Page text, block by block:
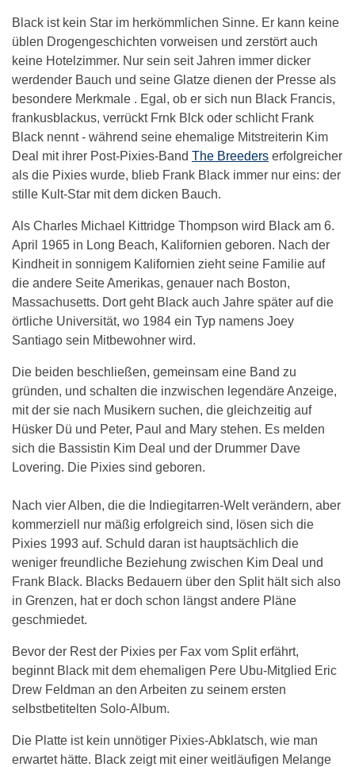
Black ist kein Star im herkömmlichen Sinne. Er kann keine
üblen Drogengeschichten vorweisen und zerstört auch
keine Hotelzimmer. Nur sein seit Jahren immer dicker
werdender Bauch und seine Glatze dienen der Presse als
besondere Merkmale . Egal, ob er sich nun Black Francis,
frankusblackus, verrückt Frnk Blck oder schlicht Frank
Black nennt - während seine ehemalige Mitstreiterin Kim
Deal mit ihrer Post-Pixies-Band The Breeders erfolgreicher
als die Pixies wurde, blieb Frank Black immer nur eins: der
stille Kult-Star mit dem dicken Bauch.
Als Charles Michael Kittridge Thompson wird Black am 6.
April 1965 in Long Beach, Kalifornien geboren. Nach der
Kindheit in sonnigem Kalifornien zieht seine Familie auf
die andere Seite Amerikas, genauer nach Boston,
Massachusetts. Dort geht Black auch Jahre später auf die
örtliche Universität, wo 1984 ein Typ namens Joey
Santiago sein Mitbewohner wird.
Die beiden beschließen, gemeinsam eine Band zu
gründen, und schalten die inzwischen legendäre Anzeige,
mit der sie nach Musikern suchen, die gleichzeitig auf
Hüsker Dü und Peter, Paul and Mary stehen. Es melden
sich die Bassistin Kim Deal und der Drummer Dave
Lovering. Die Pixies sind geboren.
Nach vier Alben, die die Indiegitarren-Welt verändern, aber
kommerziell nur mäßig erfolgreich sind, lösen sich die
Pixies 1993 auf. Schuld daran ist hauptsächlich die
weniger freundliche Beziehung zwischen Kim Deal und
Frank Black. Blacks Bedauern über den Split hält sich also
in Grenzen, hat er doch schon längst andere Pläne
geschmiedet.
Bevor der Rest der Pixies per Fax vom Split erfährt,
beginnt Black mit dem ehemaligen Pere Ubu-Mitglied Eric
Drew Feldman an den Arbeiten zu seinem ersten
selbstbetitelten Solo-Album.
Die Platte ist kein unnötiger Pixies-Abklatsch, wie man
erwartet hätte. Black zeigt mit einer weitläufigen Melange